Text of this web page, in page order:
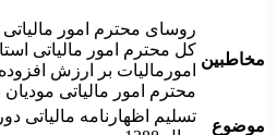
مخاطبین
روسای محترم امور
کل محترم امور مالیاتی
امورمالیات بر ارزش
محترم امور مالیاتی
موضوع
تسلیم اظهارنامه